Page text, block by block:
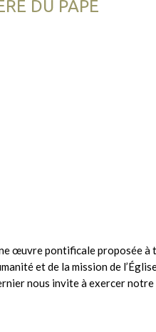
DU PAPE
œuvre pontificale proposée à
et de la mission de
nous invite à exercer